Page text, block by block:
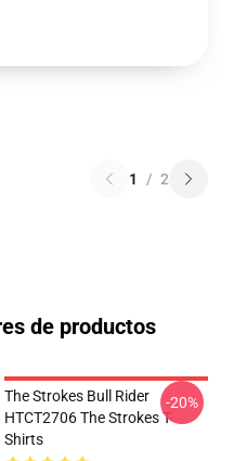
1 / 2
de productos
The Strokes Bull Rider
HTCT2706 The Strokes T-
Shirts
-20%